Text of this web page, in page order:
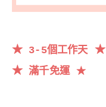
★ 3-5個工作天★
★ 滿千免運 ★